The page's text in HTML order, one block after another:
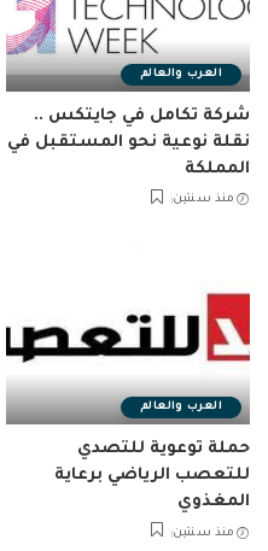
العرب والعالم
شركة تكامل في جايتكس ..
نقلة نوعية نحو المستقبل في
المملكة
منذ سنتين
العرب والعالم
حملة توعوية للتصدي
للتعصب الرياضي برعاية
المغذوي
منذ سنتين